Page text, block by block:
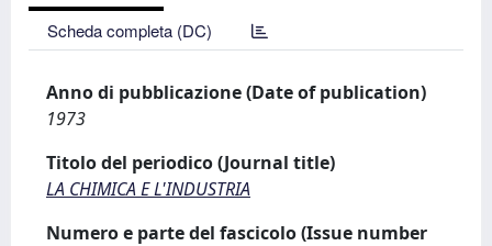
Scheda completa (DC)
Anno di pubblicazione (Date of publication)
1973
Titolo del periodico (Journal title)
LA CHIMICA E L'INDUSTRIA
Numero e parte del fascicolo (Issue number